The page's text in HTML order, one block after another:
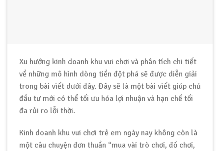
Xu hướng kinh doanh khu vui chơi và phân tích chi tiết
về những mô hình dòng tiền đột phá sẽ được diễn giải
trong bài viết dưới đây. Đây sẽ là một bài viết giúp chủ
đầu tư mới có thể tối ưu hóa lợi nhuận và hạn chế tối
đa rủi ro lỗi thời.
Kinh doanh khu vui chơi trẻ em ngày nay không còn là
một câu chuyện đơn thuần “mua vài trò chơi, đồ chơi,